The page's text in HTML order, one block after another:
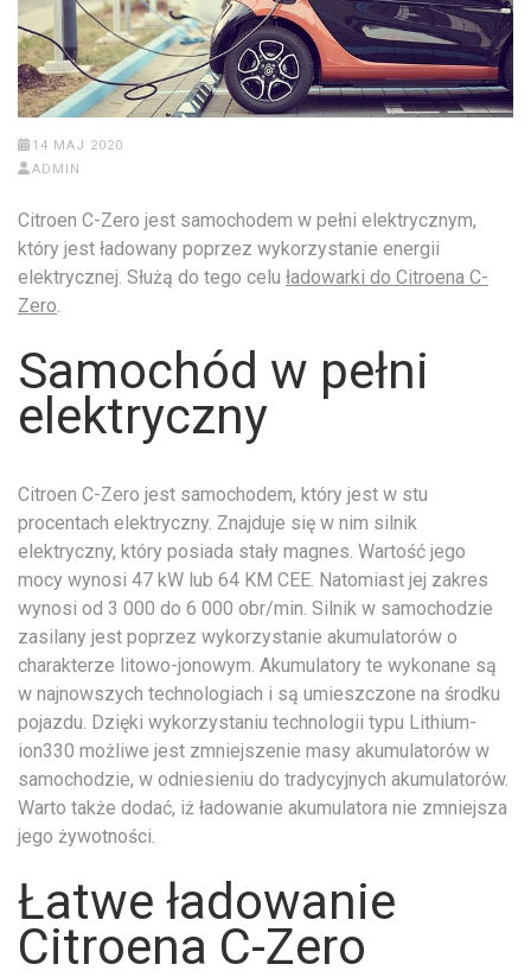
14 MAJ 2020
ADMIN
Citroen C-Zero jest samochodem w pełni elektrycznym,
który jest ładowany poprzez wykorzystanie energii
elektrycznej. Służą do tego celu ładowarki do Citroena C-
Zero
Samochód w pełni
elektryczny
Citroen C-Zero jest samochodem, który jest w stu
procentach elektryczny. Znajduje się w nim silnik
elektryczny, który posiada stały magnes. Wartość jego
mocy wynosi 47 kW lub 64 KM CEE. Natomiast jej zakres
wynosi od 3 000 do 6 000 obr/min. Silnik w samochodzie
zasilany jest poprzez wykorzystanie akumulatorów o
charakterze litowo-jonowym. Akumulatory te wykonane są
w najnowszych technologiach i są umieszczone na środku
pojazdu. Dzięki wykorzystaniu technologii typu Lithium-
ion330 możliwe jest zmniejszenie masy akumulatorów w
samochodzie, w odniesieniu do tradycyjnych akumulatorów.
Warto także dodać, iż ładowanie akumulatora nie zmniejsza
jego żywotności.
Łatwe ładowanie
Citroena C-Zero